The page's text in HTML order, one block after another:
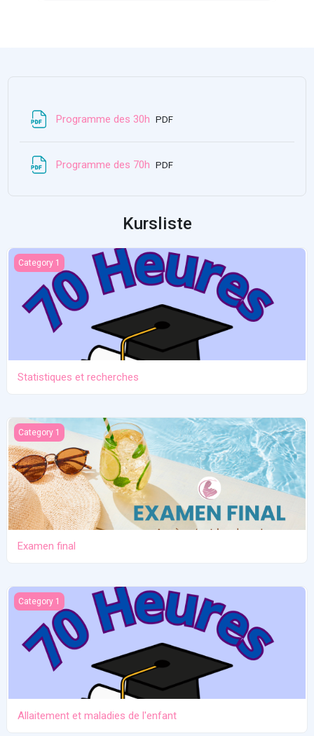
Programme des 30h Datei
PDF
Programme des 70h Datei
PDF
Kursliste
Statistiques et recherches
Category 1
Statistiques et recherches
Examen final
Category 1
Examen final
Allaitement et maladies de l'enfant
Category 1
Allaitement et maladies de l'enfant